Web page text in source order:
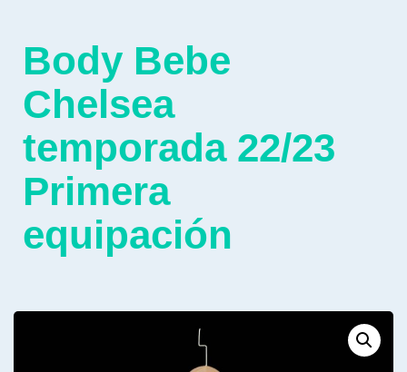
Body Bebe
Chelsea
temporada 22/23
Primera
equipación